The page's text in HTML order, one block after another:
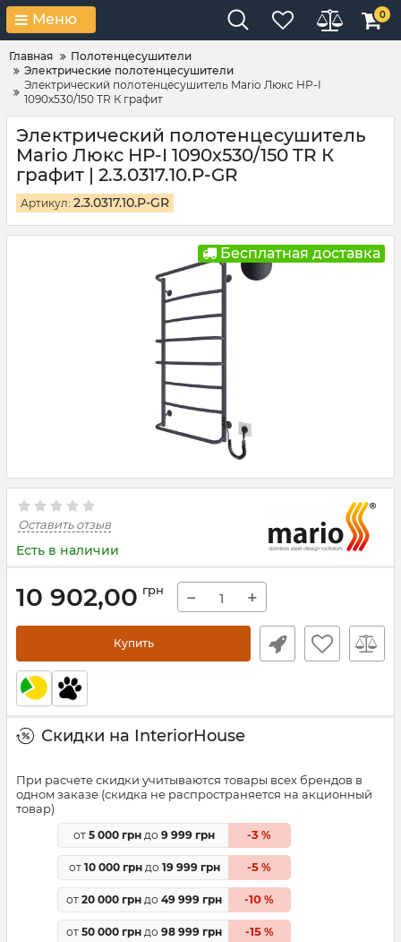
Меню 0
Главная
Полотенцесушители
Электрические полотенцесушители
Электрический полотенцесушитель Mario Люкс НР-I
1090х530/150 TR К графит
Электрический полотенцесушитель
Mario Люкс НР-I 1090х530/150 TR К
графит | 2.3.0317.10.P-GR
Артикул: 2.3.0317.10.P-GR
Бесплатная доставка
Оставить отзыв
Есть в наличии
10 902,00 грн − +
Купить
Скидки на InteriorHouse
При расчете скидки учитываются товары всех брендов в
одном заказе (скидка не распространяется на акционный
товар)
от 5 000 грн до 9 999 грн -3 %
от 10 000 грндо 19 999 грн -5 %
от 20 000 грн до 49 999 грн -10 %
от 50 000 грн до 98 999 грн -15%